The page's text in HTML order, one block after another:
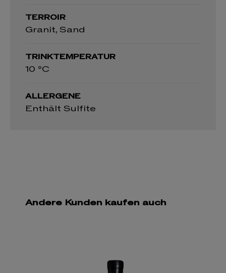
TERROIR
Granit, Sand
TRINKTEMPERATUR
10 °C
ALLERGENE
Enthält Sulfite
Andere Kunden kaufen auch